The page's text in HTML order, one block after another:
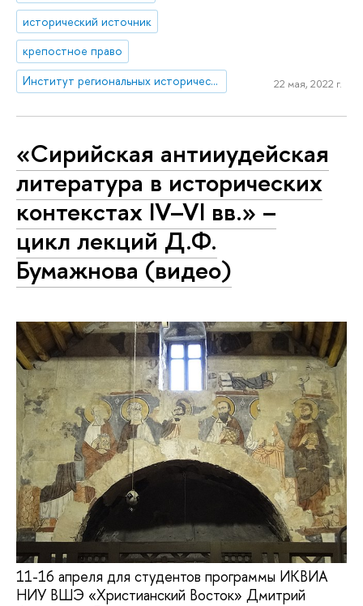
исторический источник
крепостное право
Институт региональных исторических исследований
22 мая, 2022 г.
«Сирийская антииудейская
литература в исторических
контекстах IV–VI вв.» –
цикл лекций Д.Ф.
Бумажнова (видео)
11-16 апреля для студентов программы ИКВИА
НИУ ВШЭ «Христианский Восток» Дмитрий